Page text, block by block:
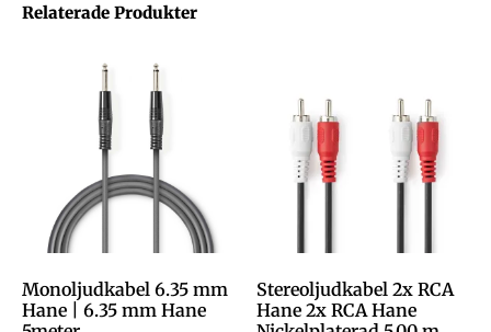
Relaterade Produkter
Monoljudkabel 6.35 mm
Hane | 6.35 mm Hane
Stereoljudkabel 2x RCA
Hane 2x RCA Hane